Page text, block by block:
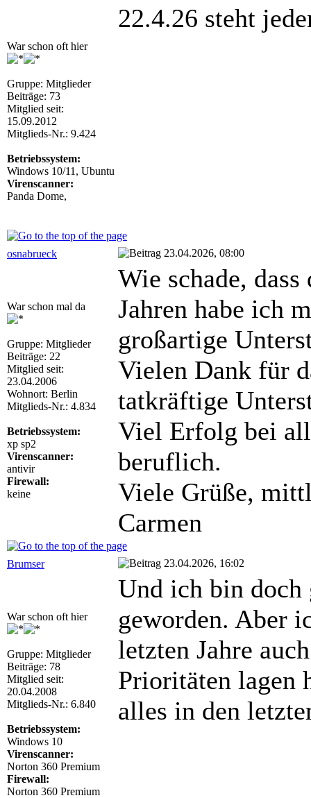
War schon oft hier
Gruppe: Mitglieder
Beiträge: 73
Mitglied seit:
15.09.2012
Mitglieds-Nr.: 9.424
Betriebssystem:
Windows 10/11, Ubuntu
Virenscanner:
Panda Dome,
22.4.26 steht
osnabrueck 23.04.2026, 08:00
War schon mal da
Gruppe: Mitglieder
Beiträge: 22
Mitglied seit:
23.04.2006
Wohnort: Berlin
Mitglieds-Nr.: 4.834
Betriebssystem:
xp sp2
Virenscanner:
antivir
Firewall:
keine
Wie schade,
Jahren habe ich
großartige
Vielen Dank für
tatkräftige
Viel Erfolg bei
beruflich.
Viele Grüße,
Carmen
Brumser 23.04.2026, 16:02
War schon oft hier
Gruppe: Mitglieder
Beiträge: 78
Mitglied seit:
20.04.2008
Mitglieds-Nr.: 6.840
Betriebssystem:
Windows 10
Virenscanner:
Norton 360 Premium
Firewall:
Norton 360 Premium
Und ich bin
geworden. Aber
letzten Jahre
Prioritäten lagen
alles in den